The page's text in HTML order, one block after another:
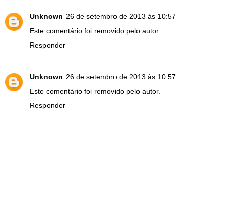
Unknown 26 de setembro de 2013 às 10:57
Este comentário foi removido pelo autor.
Responder
Unknown 26 de setembro de 2013 às 10:57
Este comentário foi removido pelo autor.
Responder